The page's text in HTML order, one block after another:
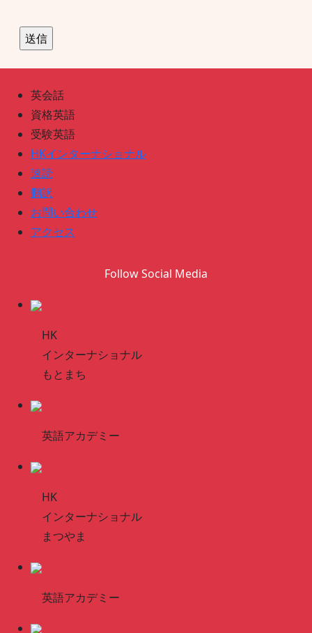
英会話
資格英語
受験英語
HKインターナショナル
速読
翻訳
お問い合わせ
アクセス
Follow Social Media
HK
インターナショナル
もとまち
英語アカデミー
HK
インターナショナル
まつやま
英語アカデミー